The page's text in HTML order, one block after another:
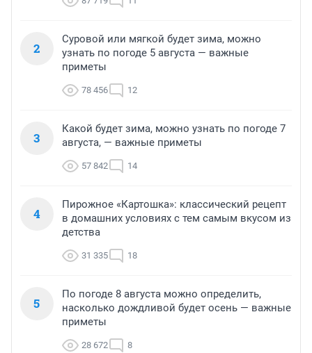
2
Суровой или мягкой будет зима, можно
узнать по погоде 5 августа — важные
приметы
78 456 12
3
Какой будет зима, можно узнать по погоде 7
августа, — важные приметы
57 842 14
4
Пирожное «Картошка»: классический рецепт
в домашних условиях с тем самым вкусом из
детства
31 335 18
5
По погоде 8 августа можно определить,
насколько дождливой будет осень — важные
приметы
28 672 8